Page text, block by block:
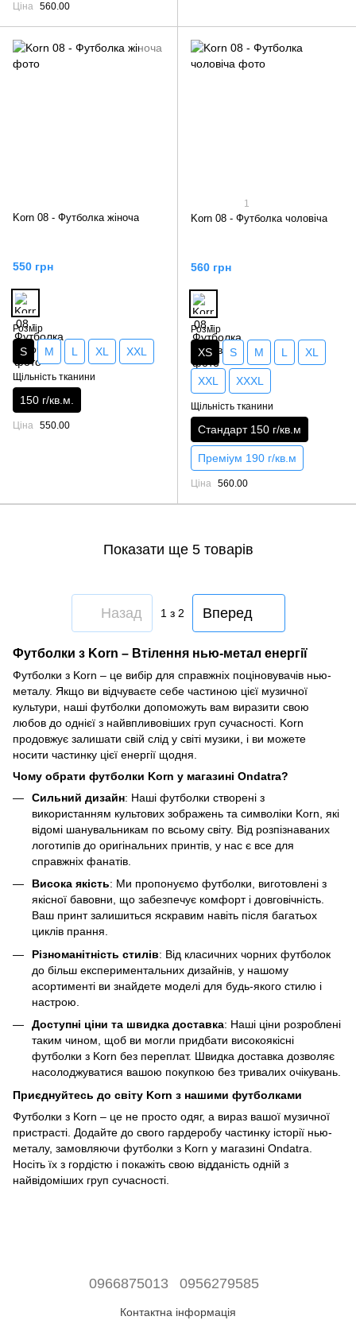
Ціна 560.00
Korn 08 - Футболка жіноча
550 грн
Розмір
S M L XL XXL
Щільність тканини
150 г/кв.м.
Ціна 550.00
1
Korn 08 - Футболка чоловіча
560 грн
Розмір
XS S M L XL
XXL XXXL
Щільність тканини
Стандарт 150 г/кв.м
Преміум 190 г/кв.м
Ціна 560.00
Показати ще 5 товарів
Назад 1 з 2 Вперед
Футболки з Korn – Втілення нью-метал енергії
Футболки з Korn – це вибір для справжніх поціновувачів нью-
металу. Якщо ви відчуваєте себе частиною цієї музичної
культури, наші футболки допоможуть вам виразити свою
любов до однієї з найвпливовіших груп сучасності. Korn
продовжує залишати свій слід у світі музики, і ви можете
носити частинку цієї енергії щодня.
Чому обрати футболки Korn у магазині Ondatra?
Сильний дизайн: Наші футболки створені з
використанням культових зображень та символіки Korn, які
відомі шанувальникам по всьому світу. Від розпізнаваних
логотипів до оригінальних принтів, у нас є все для
справжніх фанатів.
Висока якість: Ми пропонуємо футболки, виготовлені з
якісної бавовни, що забезпечує комфорт і довговічність.
Ваш принт залишиться яскравим навіть після багатьох
циклів прання.
Різноманітність стилів: Від класичних чорних футболок
до більш експериментальних дизайнів, у нашому
асортименті ви знайдете моделі для будь-якого стилю і
настрою.
Доступні ціни та швидка доставка: Наші ціни розроблені
таким чином, щоб ви могли придбати високоякісні
футболки з Korn без переплат. Швидка доставка дозволяє
насолоджуватися вашою покупкою без тривалих очікувань.
Приєднуйтесь до світу Korn з нашими футболками
Футболки з Korn – це не просто одяг, а вираз вашої музичної
пристрасті. Додайте до свого гардеробу частинку історії нью-
металу, замовляючи футболки з Korn у магазині Ondatra.
Носіть їх з гордістю і покажіть свою відданість одній з
найвідоміших груп сучасності.
0966875013 0956279585
Контактна інформація